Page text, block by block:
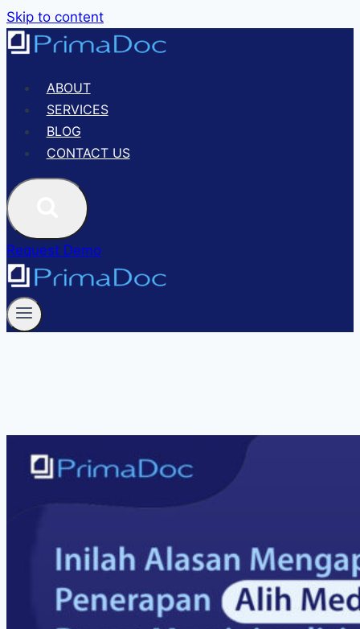
Skip to content
ABOUT
SERVICES
BLOG
CONTACT US
Request Demo